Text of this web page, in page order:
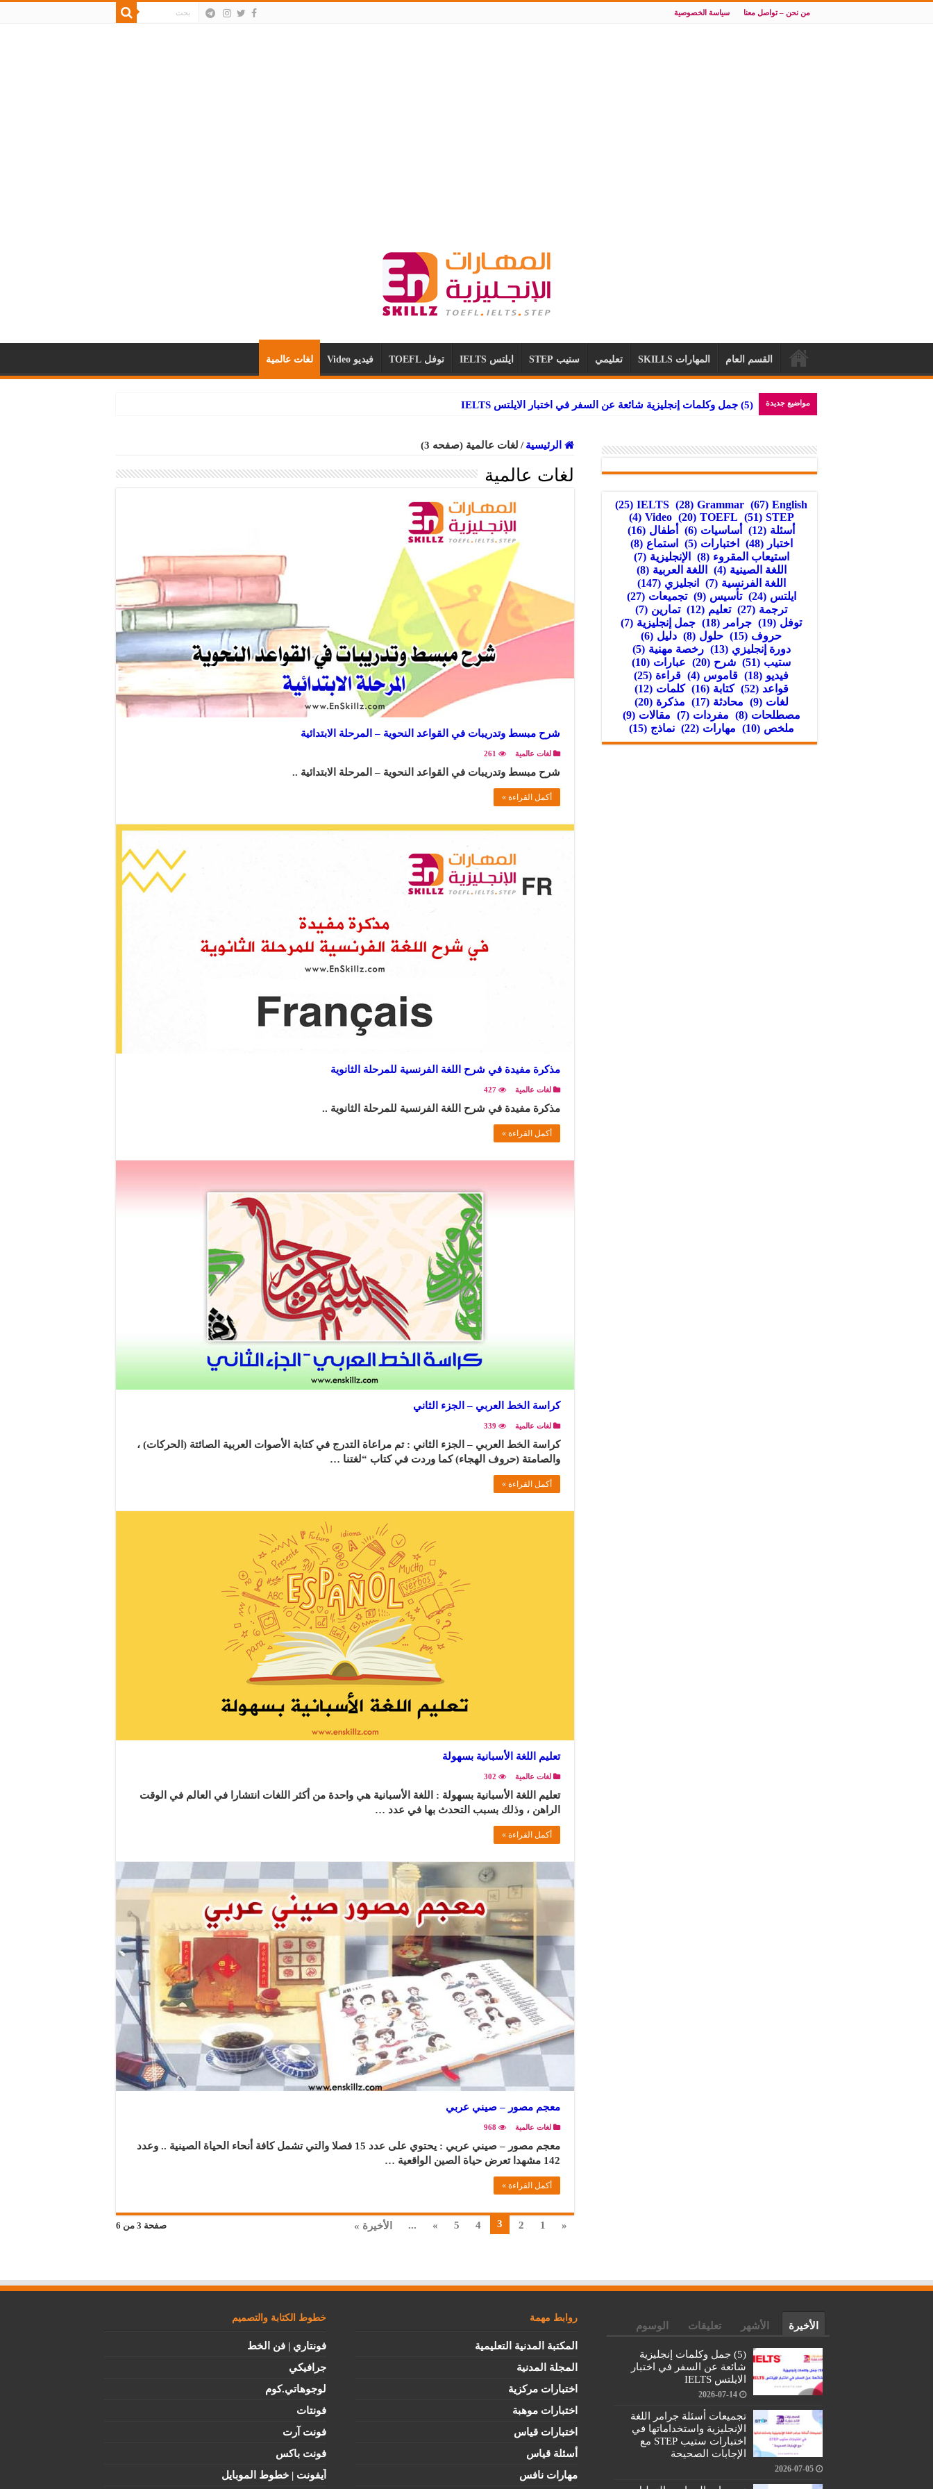
من نحن – تواصل معنا سياسة الخصوصية
القسم العام المهارات SKILLS تعليمي ستيب STEP ايلتس IELTS توفل TOEFL فيديو Video لغات عالمية
مواضيع جديدة تجميعات أسئلة
الرئيسية / لغات عالمية (صفحه 3)
لغات عالمية
شرح مبسط وتدريبات في القواعد النحوية – المرحلة الابتدائية
لغات عالمية 261
شرح مبسط وتدريبات في القواعد النحوية – المرحلة الابتدائية ..
أكمل القراءة »
مذكرة مفيدة في شرح اللغة الفرنسية للمرحلة الثانوية
لغات عالمية 427
مذكرة مفيدة في شرح اللغة الفرنسية للمرحلة الثانوية ..
أكمل القراءة »
كراسة الخط العربي – الجزء الثاني
لغات عالمية 339
كراسة الخط العربي – الجزء الثاني : تم مراعاة التدرج في كتابة الأصوات العربية الصائتة (الحركات) ،
والصامتة (حروف الهجاء) كما وردت في كتاب “لغتنا …
أكمل القراءة »
تعليم اللغة الأسبانية بسهولة
لغات عالمية 302
تعليم اللغة الأسبانية بسهولة : اللغة الأسبانية هي واحدة من أكثر اللغات انتشارا في العالم في الوقت
الراهن ، وذلك بسبب التحدث بها في عدد …
أكمل القراءة »
معجم مصور – صيني عربي
لغات عالمية 968
معجم مصور – صيني عربي : يحتوي على عدد 15 فصلا والتي تشمل كافة أنحاء الحياة الصينية .. وعدد
142 مشهدا تعرض حياة الصين الواقعية …
أكمل القراءة »
صفحة 3 من 6 «
1
2
3
4
5
»
... الأخيرة »
English
(67)
Grammar
(28)
IELTS
(25)
STEP
(51)
TOEFL
(20)
Video
(4)
أسئلة (12) أساسيات (6) أطفال (16)
اختبار
(48) اختبارات (5) استماع (8)
استيعاب المقروء (8) الإنجليزية (7)
اللغة الصينية (4) اللغة العربية (8)
اللغة الفرنسية (7) انجليزي (147)
ايلتس (24) تأسيس (9) تجميعات (27)
ترجمة (27) تعليم (12) تمارين (7)
توفل (19) جرامر (18) جمل إنجليزية (7)
حروف (15) حلول (8) دليل (6)
دورة إنجليزي (13) رخصة مهنية (5)
ستيب (51) شرح (20) عبارات (10)
فيديو (18) قاموس (4) قراءة (25)
قواعد (52) كتابة (16) كلمات (12)
لغات (9) محادثة (17) مذكرة (20)
مصطلحات (8) مفردات (7) مقالات (9)
ملخص (10) مهارات (22) نماذج (15)
الأخيرة الأشهر تعليقات الوسوم
(5) جمل وكلمات إنجليزية
شائعة عن السفر في اختبار
الايلتس IELTS
2026-07-14
تجميعات أسئلة جرامر اللغة
الإنجليزية واستخداماتها في
اختبارات ستيب STEP مع
الإجابات الصحيحة
2026-07-05
روابط مهمة
المكتبة المدنية التعليمية
المجلة المدنية
اختبارات مركزية
اختبارات موهبة
اختبارات قياس
أسئلة قياس
مهارات نافس
خطوط الكتابة والتصميم
فونتاري | فن الخط
جرافيكي
لوجوهاتي.كوم
فونتات
فونت آرت
فونت باكس
آيفونت | خطوط الموبايل